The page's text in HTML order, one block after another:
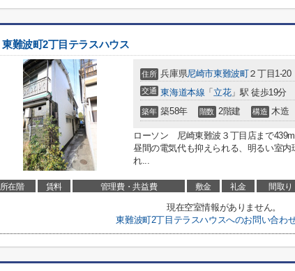
東難波町2丁目テラスハウス
住所 兵庫県尼崎市東難波町２丁目1-20
交通 東海道本線 「 立花」駅 徒歩19分
築年 築58年 階数 2階建 構造 木造
ローソン 尼崎東難波３丁目店まで
昼間の電気代も抑えられる、明るい室
れ...
所在階 賃料 管理費・共益費 敷金 礼金 間取り
現在空室情報がありません。
東難波町2丁目テラスハウスへのお問い合わ